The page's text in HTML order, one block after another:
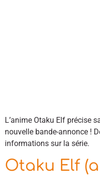
L’anime Otaku Elf précise
nouvelle bande-annonce !
informations sur la série.
Otaku Elf